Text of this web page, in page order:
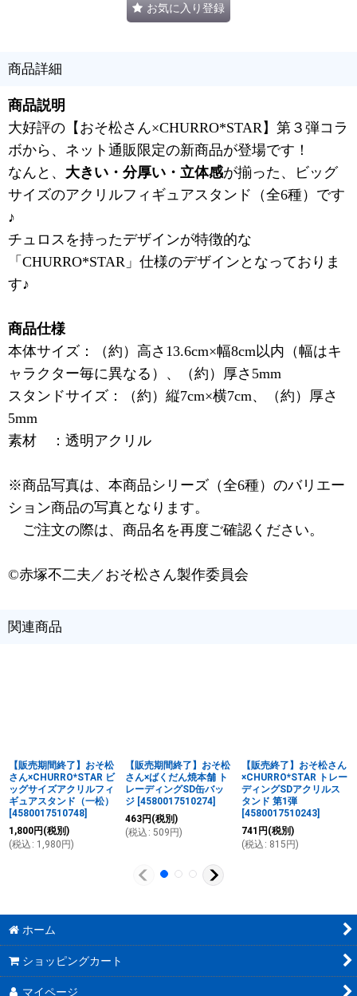
お気に入り登録
商品詳細
商品説明
大好評の【おそ松さん×CHURRO*STAR】第３弾コラ
ボから、ネット通販限定の新商品が登場です！
なんと、 大きい・分厚い・立体感が揃った、ビッグ
サイズのアクリルフィギュアスタンド（全6種）です
♪
チュロスを持ったデザインが特徴的な
「CHURRO*STAR」仕様のデザインとなっておりま
す♪
商品仕様
本体サイズ：（約）高さ13.6cm×幅8cm以内（幅はキ
ャラクター毎に異なる）、（約）厚さ5mm
スタンドサイズ：（約）縦7cm×横7cm、（約）厚さ
5mm
素材 ：透明アクリル
※商品写真は、本商品シリーズ（全6種）のバリエー
ション商品の写真となります。
ご注文の際は、商品名を再度ご確認ください。
©赤塚不二夫／おそ松さん製作委員会
関連商品
【販売期間終了】おそ松
さん×CHURRO*STAR ビ
ッグサイズアクリルフィ
ギュアスタンド（一松）
[4580017510748]
1,800円(税別)
(税込 : 1,980円)
【販売期間終了】おそ松
さん×ばくだん焼本舗 ト
レーディングSD缶バッ
ジ [4580017510274]
463円(税別)
(税込 : 509円)
【販売終了】おそ松さん
×CHURRO*STAR トレー
ディングSDアクリルス
タンド 第1弾
[4580017510243]
741 円(税別)
(税込 : 815円)
ホーム
ショッピングカート
マイページ